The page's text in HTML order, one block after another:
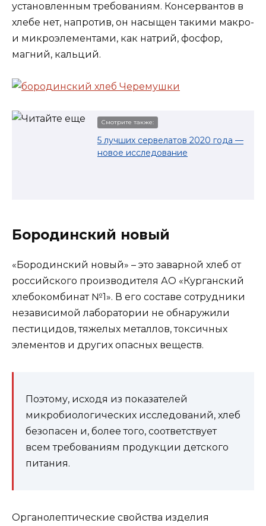
установленным требованиям. Консервантов в
хлебе нет, напротив, он насыщен такими макро-
и микроэлементами, как натрий, фосфор,
магний, кальций.
Смотрите также:
5 лучших сервелатов 2020 года —
новое исследование
Бородинский новый
«Бородинский новый» – это заварной хлеб от
российского производителя АО «Курганский
хлебокомбинат №1». В его составе сотрудники
независимой лаборатории не обнаружили
пестицидов, тяжелых металлов, токсичных
элементов и других опасных веществ.
Поэтому, исходя из показателей
микробиологических исследований, хлеб
безопасен и, более того, соответствует
всем требованиям продукции детского
питания.
Органолептические свойства изделия